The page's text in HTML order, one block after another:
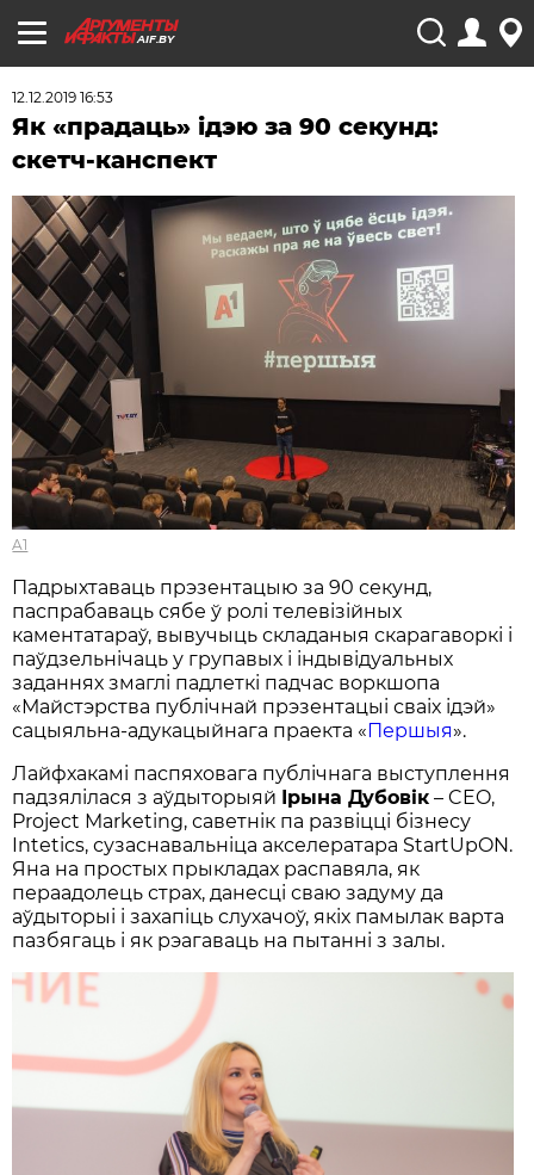
AIF.BY
12.12.2019 16:53
Як «прадаць» ідэю за 90 секунд:
скетч-канспект
A1
Падрыхтаваць прэзентацыю за 90 секунд,
паспрабаваць сябе ў ролі телевізійных
каментатараў, вывучыць складаныя скарагаворкі і
паўдзельнічаць у групавых і індывідуальных
заданнях змаглі падлеткі падчас воркшопа
«Майстэрства публічнай прэзентацыі сваіх ідэй»
сацыяльна-адукацыйнага праекта «Першыя».
Лайфхакамі паспяховага публічнага выступлення
падзялілася з аўдыторыяй Ірына Дубовік – CEO,
Project Marketing, саветнік па развіцці бізнесу
Intetics, сузаснавальніца акселератара StartUpON.
Яна на простых прыкладах распавяла, як
пераадолець страх, данесці сваю задуму да
аўдыторыі і захапіць слухачоў, якіх памылак варта
пазбягаць і як рэагаваць на пытанні з залы.